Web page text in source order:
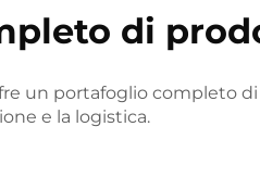
di
un portafoglio completo
e la logistica.